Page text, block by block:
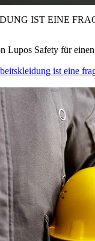
IST EINE
Lupos Safety für
ist eine